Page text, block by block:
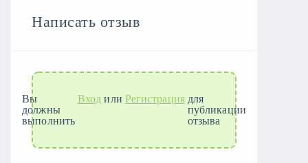
Написать отзыв
Вы
должны
выполнить
Вход или Регистрация для
публикации
отзыва